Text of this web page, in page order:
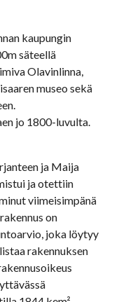
kaupungin
säteellä
Olavinlinna,
museo sekä
jo 1800-luvulta.
ja Maija
ja otettiin
viimeisimpänä
on
joka löytyy
rakennuksen